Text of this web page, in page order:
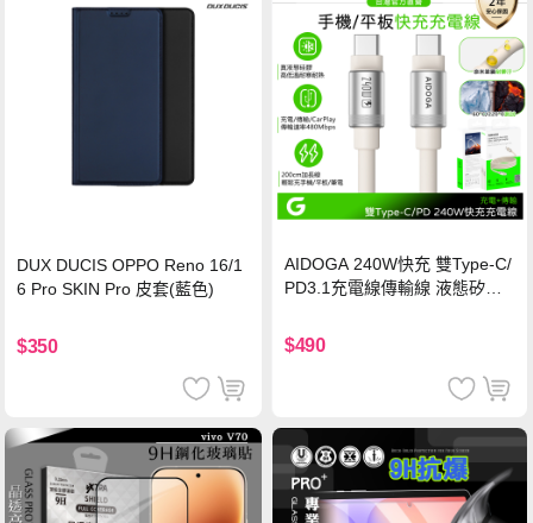
DUX DUCIS OPPO Reno 16/1
6 Pro SKIN Pro 皮套(藍色)
$350
AIDOGA 240W快充 雙Type-C/
PD3.1充電線傳輸線 液態矽膠
機/平板/筆電
$490